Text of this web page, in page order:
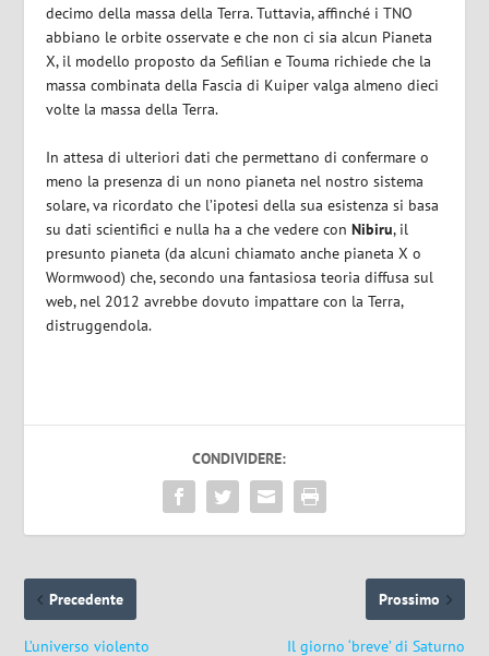
decimo della massa della Terra. Tuttavia, affinché i TNO
abbiano le orbite osservate e che non ci sia alcun Pianeta
X, il modello proposto da Sefilian e Touma richiede che la
massa combinata della Fascia di Kuiper valga almeno dieci
volte la massa della Terra.
In attesa di ulteriori dati che permettano di confermare o
meno la presenza di un nono pianeta nel nostro sistema
solare, va ricordato che l’ipotesi della sua esistenza si basa
su dati scientifici e nulla ha a che vedere conNibiru, il
presunto pianeta (da alcuni chiamato anche pianeta X o
Wormwood) che, secondo una fantasiosa teoria diffusa sul
web, nel 2012 avrebbe dovuto impattare con la Terra,
distruggendola.
CONDIVIDERE:
Precedente
L’universo violento
Prossimo
Il giorno ‘breve’ di Saturno